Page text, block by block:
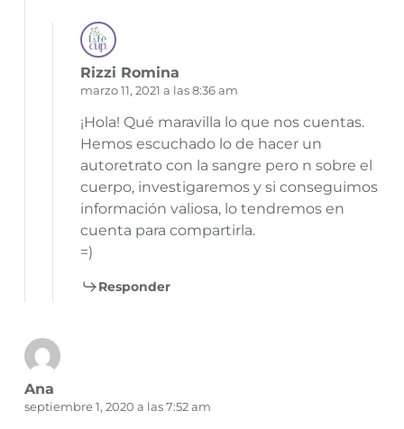
Rizzi Romina
marzo 11, 2021 a las 8:36 am
¡Hola! Qué maravilla lo que nos cuentas.
Hemos escuchado lo de hacer un
autoretrato con la sangre pero n sobre el
cuerpo, investigaremos y si conseguimos
información valiosa, lo tendremos en
cuenta para compartirla.
=)
Responder
Ana
septiembre 1, 2020 a las 7:52 am